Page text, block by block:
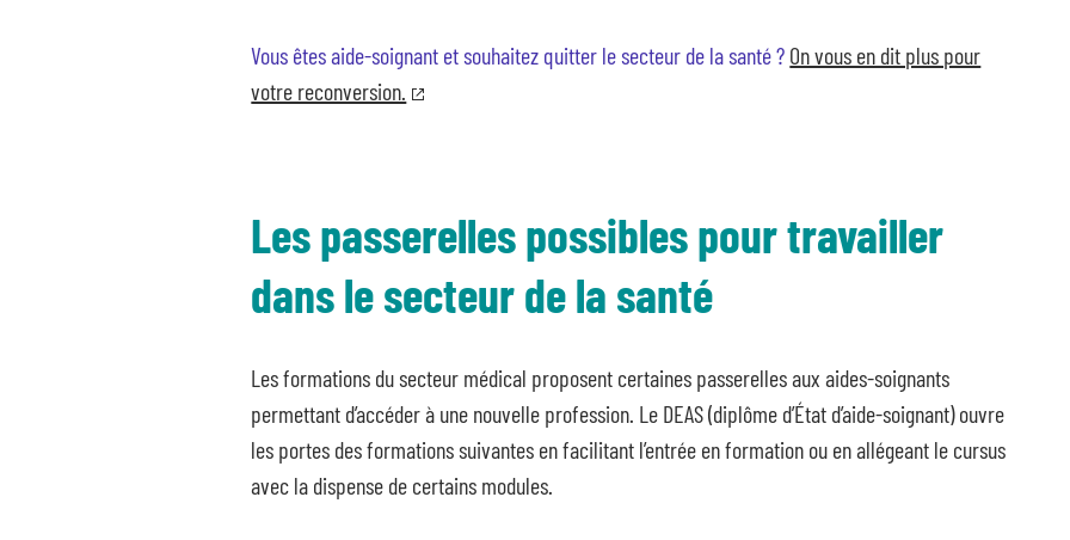
Vous êtes aide-soignant et souhaitez quitter le secteur de la santé ? On vous en dit plus pour
votre reconversion.
Les passerelles possibles pour travailler
dans le secteur de la santé
Les formations du secteur médical proposent certaines passerelles aux aides-soignants
permettant d’accéder à une nouvelle profession. Le DEAS (diplôme d’État d’aide-soignant) ouvre
les portes des formations suivantes en facilitant l’entrée en formation ou en allégeant le cursus
avec la dispense de certains modules.